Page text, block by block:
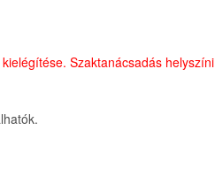
Szaktanácsadás helyszíni